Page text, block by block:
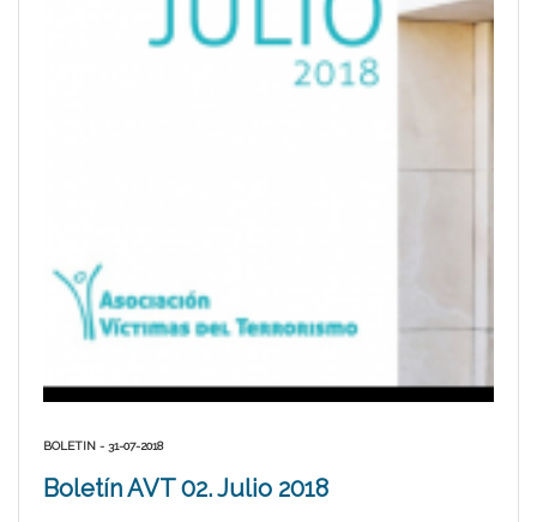
BOLETIN - 31-07-2018
Boletín AVT 02. Julio 2018